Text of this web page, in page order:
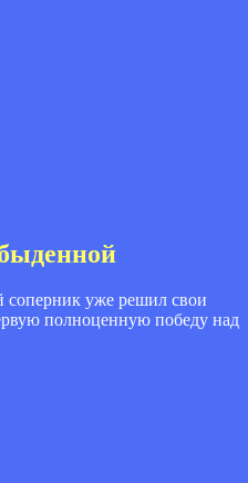
соперник уже решил свои
полноценную победу над